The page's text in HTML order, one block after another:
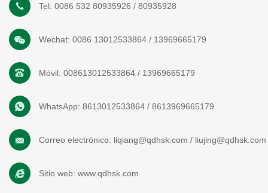
Tel: 0086 532 80935926 / 80935928
Wechat: 0086 13012533864 / 13969665179
Móvil: 008613012533864 / 13969665179
WhatsApp: 8613012533864 / 8613969665179
Correo electrónico: liqiang@qdhsk.com / liujing@qdhsk.com
Sitio web: www.qdhsk.com